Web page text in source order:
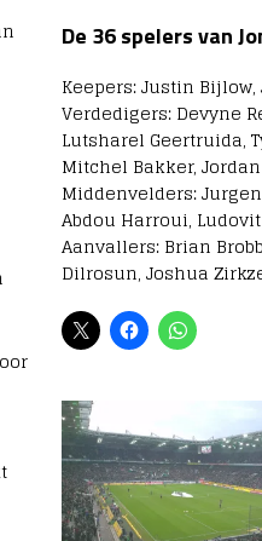
De 36 spelers van
Keepers: Justin
Verdedigers: Devyne
Lutsharel Geertruida,
Mitchel Bakker,
Middenvelders:
Abdou Harroui,
Aanvallers: Brian
Dilrosun, Joshua